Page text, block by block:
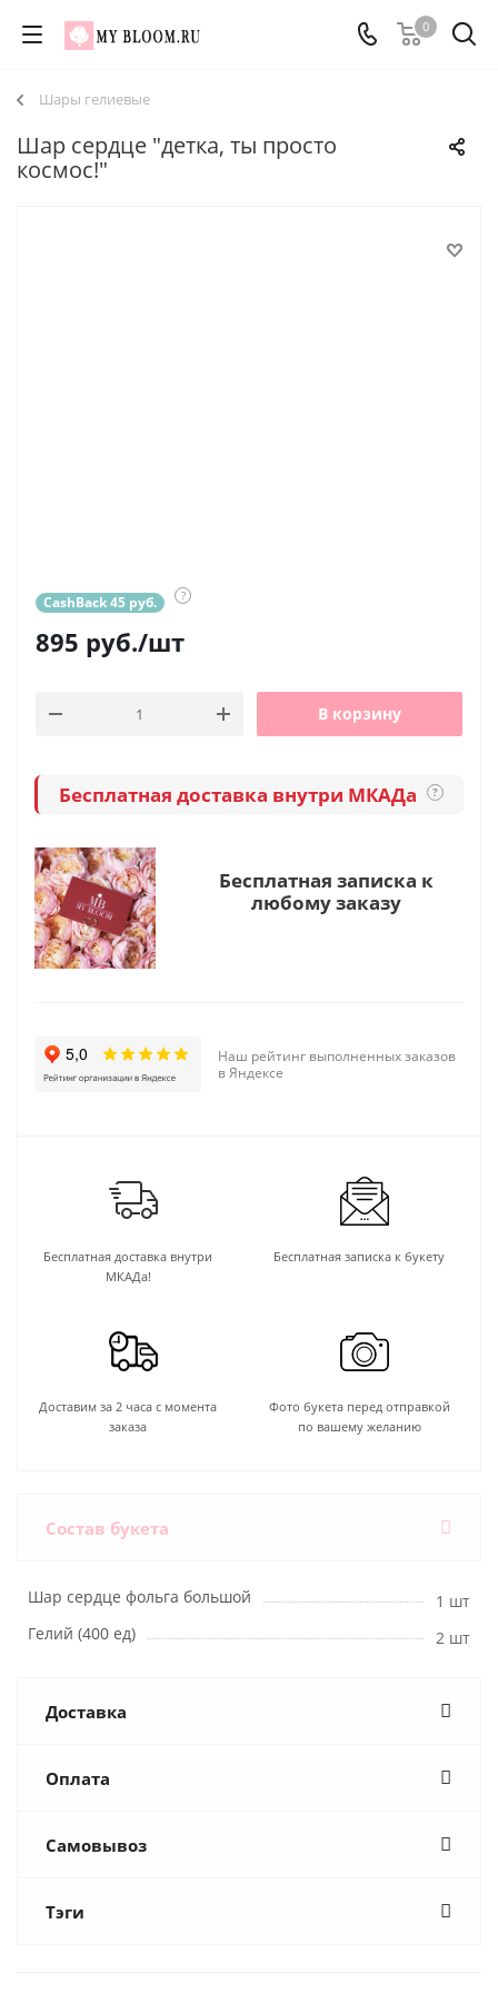
0
Шары гелиевые
Шар сердце "детка, ты просто
космос!"
CashBack 45 руб. ?
895 руб./шт
В корзину
Бесплатная доставка внутри МКАДа ?
Бесплатная записка к
любому заказу
Наш рейтинг выполненных заказов
в Яндексе
Бесплатная доставка внутри
МКАДа!
Бесплатная записка к букету
Доставим за 2 часа с момента
заказа
Фото букета перед отправкой
по вашему желанию
Состав букета
Шар сердце фольга большой
1 шт
Гелий (400 ед)
2 шт
Доставка
Оплата
Самовывоз
Тэги